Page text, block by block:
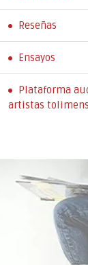
Reseñas
Ensayos
Plataforma
artistas